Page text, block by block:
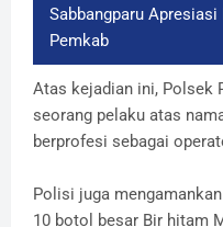
Sabbangparu Apresiasi
Pemkab
Atas kejadian ini, Polsek
seorang pelaku atas
berprofesi sebagai
Polisi juga
10 botol besar Bir hitam